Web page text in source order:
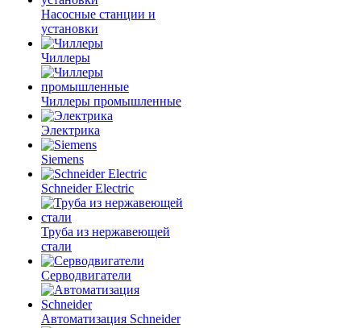
Насосные станции и
установки
Чиллеры
Чиллеры промышленные
Электрика
Siemens
Schneider Electric
Труба из нержавеющей
стали
Серводвигатели
Автоматизация Schneider